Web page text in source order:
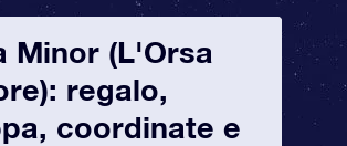
Minor (L'Orsa
regalo,
coordinate e